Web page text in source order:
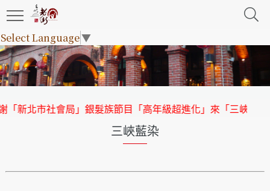
Select Language▼
」銀髮族節目「高年級超進化」來「三峽老街」取景 【協會
三峽藍染